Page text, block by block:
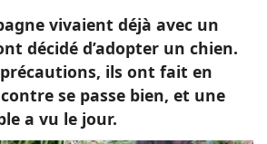
vivaient déjà avec un
décidé d’adopter un chien.
ils ont fait en
se passe bien, et une
a vu le jour.